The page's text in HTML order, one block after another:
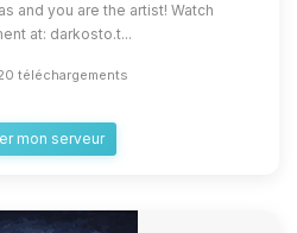
and you are the artist! Watch
at: darkosto.t...
téléchargements
mon serveur